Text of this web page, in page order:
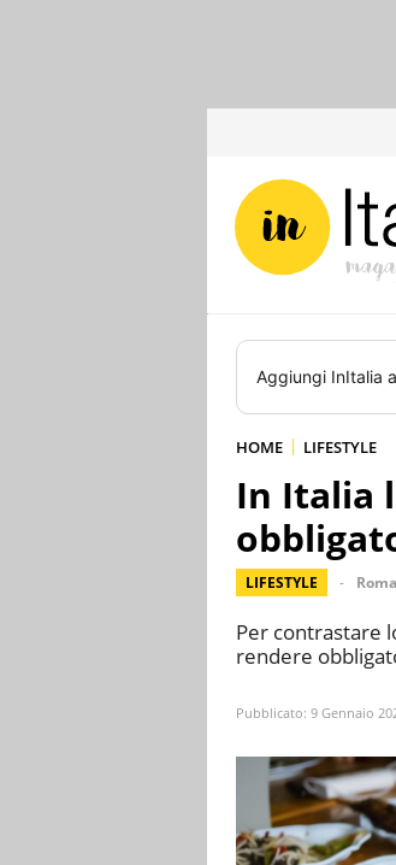
Aggiungi InItalia
HOME LIFESTYLE
In Italia
LIFESTYLE Roma
Per contrastare
rendere
Pubblicato: 9 Gennaio